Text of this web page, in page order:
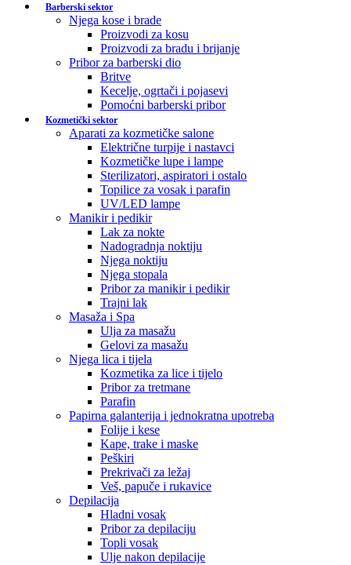
Barberski sektor
Njega kose i brade
Proizvodi za kosu
Proizvodi za bradu i brijanje
Pribor za barberski dio
Britve
Kecelje, ogrtači i pojasevi
Pomoćni barberski pribor
Kozmetički sektor
Aparati za kozmetičke salone
Električne turpije i nastavci
Kozmetičke lupe i lampe
Sterilizatori, aspiratori i ostalo
Topilice za vosak i parafin
UV/LED lampe
Manikir i pedikir
Lak za nokte
Nadogradnja noktiju
Njega noktiju
Njega stopala
Pribor za manikir i pedikir
Trajni lak
Masaža i Spa
Ulja za masažu
Gelovi za masažu
Njega lica i tijela
Kozmetika za lice i tijelo
Pribor za tretmane
Parafin
Papirna galanterija i jednokratna upotreba
Folije i kese
Kape, trake i maske
Peškiri
Prekrivači za ležaj
Veš, papuče i rukavice
Depilacija
Hladni vosak
Pribor za depilaciju
Topli vosak
Ulje nakon depilacije